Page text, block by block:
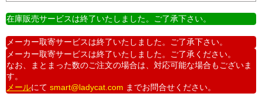
在庫販売サービスは終了いたしました。ご了承下さい。
メーカー取寄サービスは終了いたしました。ご了承下さい。
メーカー取寄サービスは終了いたしました。ご了承ください。
なお、まとまった数のご注文の場合は、対応可能な場合もございま
す。
メールにて smart@ladycat.com までお問合せください。